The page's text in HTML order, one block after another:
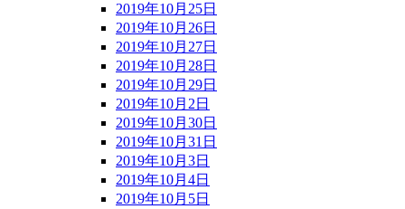
2019年10月25日
2019年10月26日
2019年10月27日
2019年10月28日
2019年10月29日
2019年10月2日
2019年10月30日
2019年10月31日
2019年10月3日
2019年10月4日
2019年10月5日